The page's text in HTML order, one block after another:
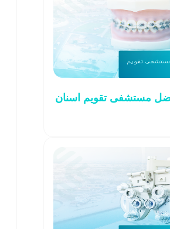
مستشفى تقويم اسنان